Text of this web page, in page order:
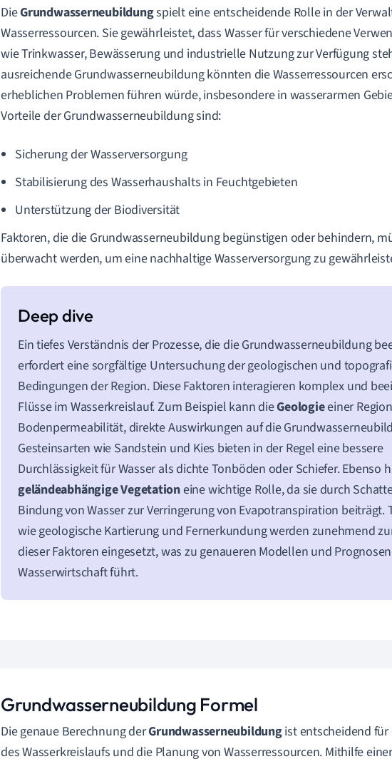
DieGrundwasserneubildungspielt eine entscheidende Rolle in der
Wasserressourcen. Sie gewährleistet, dass Wasser für verschiedene
wie Trinkwasser, Bewässerung und industrielle Nutzung zur Verfügung
ausreichende Grundwasserneubildung könnten die Wasserressourcen
erheblichen Problemen führen würde, insbesondere in wasserarmen
Vorteile der Grundwasserneubildung sind:
Sicherung der Wasserversorgung
Stabilisierung des Wasserhaushalts in Feuchtgebieten
Unterstützung der Biodiversität
Faktoren, die die Grundwasserneubildung begünstigen oder behindern,
überwacht werden, um eine nachhaltige Wasserversorgung zu
Ein tiefes Verständnis der Prozesse, die die Grundwasserneubildung
erfordert eine sorgfältige Untersuchung der geologischen und
Bedingungen der Region. Diese Faktoren interagieren komplex und
Flüsse im Wasserkreislauf. Zum Beispiel kann dieGeologieeiner
Bodenpermeabilität, direkte Auswirkungen auf die
Gesteinsarten wie Sandstein und Kies bieten in der Regel eine bessere
Durchlässigkeit für Wasser als dichte Tonböden oder Schiefer. Ebenso
geländeabhängige Vegetationeine wichtige Rolle, da sie durch
Bindung von Wasser zur Verringerung von Evapotranspiration beiträgt.
wie geologische Kartierung und Fernerkundung werden zunehmend
dieser Faktoren eingesetzt, was zu genaueren Modellen und
Wasserwirtschaft führt.
Grundwasserneubildung Formel
Die genaue Berechnung derGrundwasserneubildungist entscheidend für
des Wasserkreislaufs und die Planung von Wasserressourcen. Mithilfe